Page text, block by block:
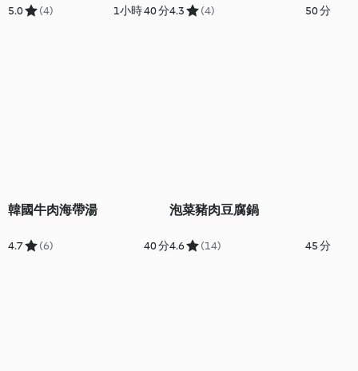
5.0 (4) 1小時 40 分4.3 (4) 50 分
韓國牛肉海帶湯
4.7 (6) 40 分
泡菜豬肉豆腐鍋
4.6 (14) 45 分